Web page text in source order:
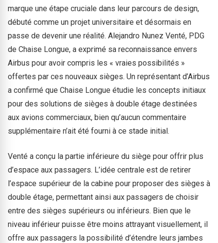
marque une étape cruciale dans leur parcours de design,
débuté comme un projet universitaire et désormais en
passe de devenir une réalité. Alejandro Nunez Venté, PDG
de Chaise Longue, a exprimé sa reconnaissance envers
Airbus pour avoir compris les « vraies possibilités »
offertes par ces nouveaux sièges. Un représentant d’Airbus
a confirmé que Chaise Longue étudie les concepts initiaux
pour des solutions de sièges à double étage destinées
aux avions commerciaux, bien qu’aucun commentaire
supplémentaire n’ait été fourni à ce stade initial.
Venté a conçu la partie inférieure du siège pour offrir plus
d’espace aux passagers. L’idée centrale est de retirer
l’espace supérieur de la cabine pour proposer des sièges à
double étage, permettant ainsi aux passagers de choisir
entre des sièges supérieurs ou inférieurs. Bien que le
niveau inférieur puisse être moins attrayant visuellement, il
offre aux passagers la possibilité d’étendre leurs jambes